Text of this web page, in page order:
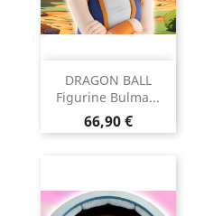
DRAGON BALL
Figurine Bulma...
Prix
66,90 €